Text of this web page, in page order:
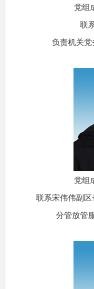
党组成
联系
负责机关党
党组成
联系宋伟伟副区
分管放管服